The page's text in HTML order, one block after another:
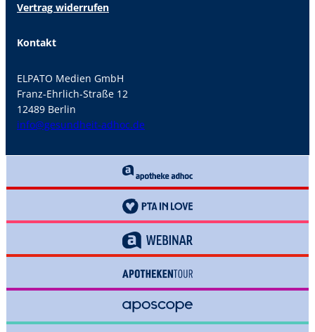
Vertrag widerrufen
Kontakt
ELPATO Medien GmbH
Franz-Ehrlich-Straße 12
12489 Berlin
info@gesundheit-adhoc.de